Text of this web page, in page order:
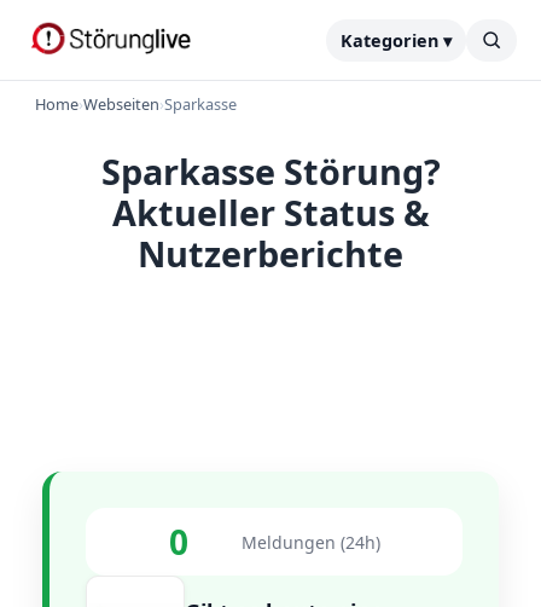
Kategorien ▾
Home›Webseiten›Sparkasse
Sparkasse Störung?
Aktueller Status &
Nutzerberichte
0 Meldungen (24h)